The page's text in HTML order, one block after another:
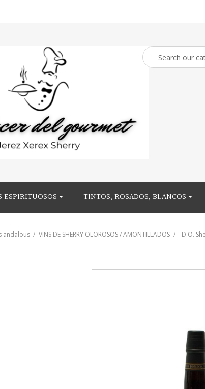
ESPIRITUOSOS TINTOS, ROSADOS, BLANCOS
andalous VINS DE SHERRY OLOROSOS / AMONTILLADOS D.O.